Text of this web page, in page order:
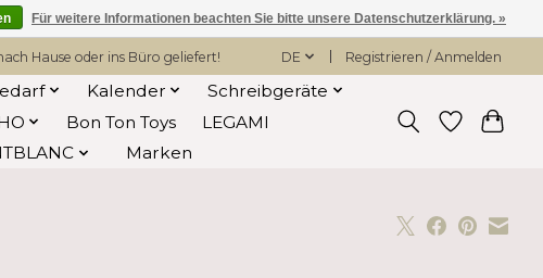
Hause oder ins Büro geliefert! DE Registrieren / Anmelden
Kalender
Schreibgeräte
Bon Ton Toys
LEGAMI
Marken
Für weitere Informationen beachten Sie bitte unsere Datenschutzerklärung. »